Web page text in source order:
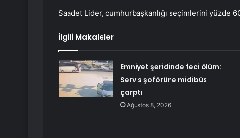
Saadet Lider, cumhurbaşkanlığı seçimlerini yüzde
İlgili Makaleler
Emniyet şeridinde feci ölüm:
Servis şoförüne midibüs
çarptı
Ağustos 8, 2026